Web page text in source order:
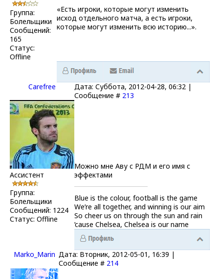
Группа:
Болельщики
Сообщений:
165
Статус:
Offline
«Есть игроки, которые могут изменить
исход отдельного матча, а есть игроки,
которые могут изменить всю историю...».
Carefrее
Дата: Суббота, 2012-04-28, 06:32 |
Сообщение # 213
Ассистент
Группа:
Болельщики
Сообщений: 1224
Статус: Offline
Можно мне Аву с РДМ и его имя с
эффектами
Blue is the colour, football is the game
We’re all together, and winning is our aim
So cheer us on through the sun and rain
’cause Chelsea, Chelsea is our name
Marko_Marin Дата: Вторник, 2012-05-01, 16:39 |
Сообщение # 214